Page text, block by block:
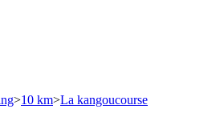
>10 km>La kangoucourse